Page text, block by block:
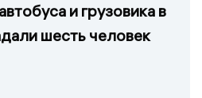
и грузовика в
шесть человек